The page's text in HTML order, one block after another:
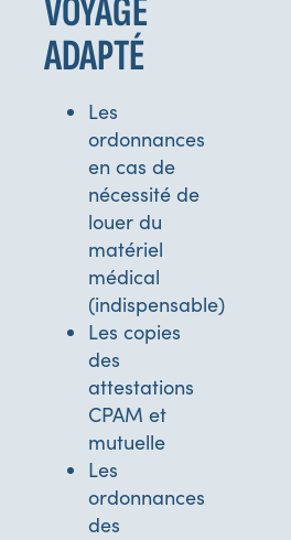
VOYAGE
ADAPTÉ
Les
ordonnances
en cas de
nécessité de
louer du
matériel
médical
(indispensable)
Les copies
des
attestations
CPAM et
mutuelle
Les
ordonnances
des